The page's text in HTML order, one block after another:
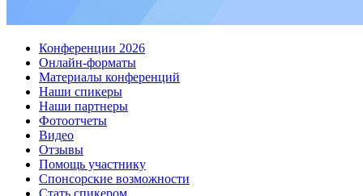
Конференции 2026
Онлайн-форматы
Материалы конференций
Наши спикеры
Наши партнеры
Фотоотчеты
Видео
Отзывы
Помощь участнику
Спонсорские возможности
Стать спикером